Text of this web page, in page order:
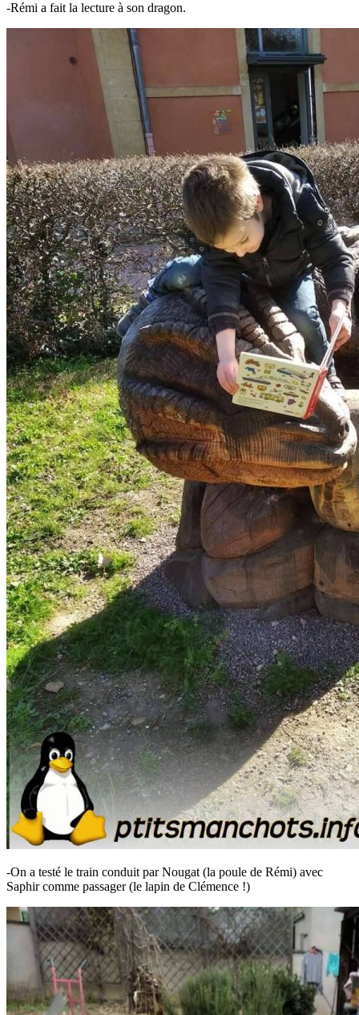
-Rémi a fait la lecture à son dragon.
-On a testé le train conduit par Nougat (la poule de Rémi) avec
Saphir comme passager (le lapin de Clémence !)